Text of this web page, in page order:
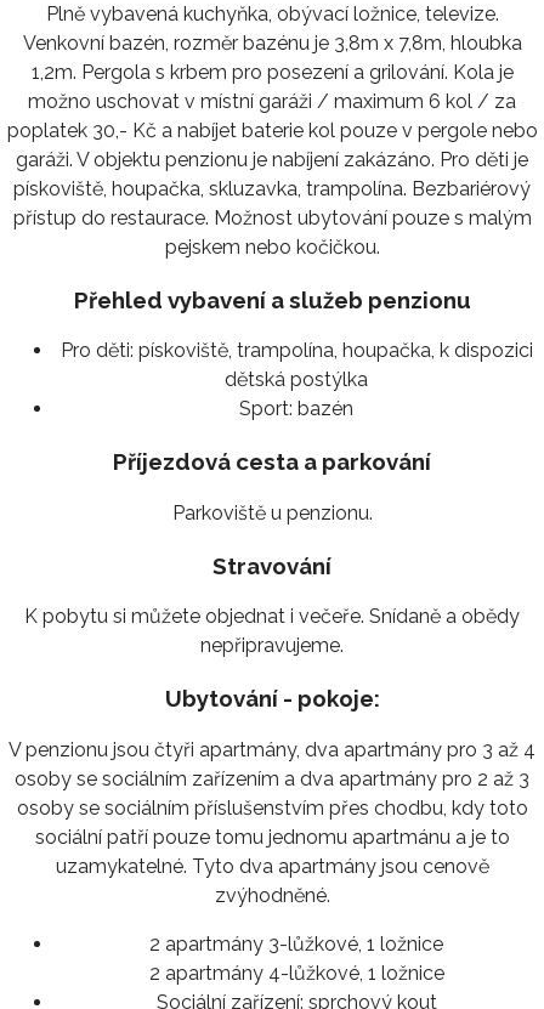
Plně vybavená kuchyňka, obývací ložnice, televize.
Venkovní bazén, rozměr bazénu je 3,8m x 7,8m, hloubka
1,2m. Pergola s krbem pro posezení a grilování. Kola je
možno uschovat v místní garáži / maximum 6 kol / za
poplatek 30,- Kč a nabíjet baterie kol pouze v pergole nebo
garáži. V objektu penzionu je nabíjení zakázáno. Pro děti je
pískoviště, houpačka, skluzavka, trampolína. Bezbariérový
přístup do restaurace. Možnost ubytování pouze s malým
pejskem nebo kočičkou.
Přehled vybavení a služeb penzionu
Pro děti: pískoviště, trampolína, houpačka, k dispozici
dětská postýlka
Sport: bazén
Příjezdová cesta a parkování
Parkoviště u penzionu.
Stravování
K pobytu si můžete objednat i večeře. Snídaně a obědy
nepřipravujeme.
Ubytování - pokoje:
V penzionu jsou čtyři apartmány, dva apartmány pro 3 až 4
osoby se sociálním zařízením a dva apartmány pro 2 až 3
osoby se sociálním příslušenstvím přes chodbu, kdy toto
sociální patří pouze tomu jednomu apartmánu a je to
uzamykatelné. Tyto dva apartmány jsou cenově
zvýhodněné.
2 apartmány 3-lůžkové, 1 ložnice
2 apartmány 4-lůžkové, 1 ložnice
Sociální zařízení: sprchový kout